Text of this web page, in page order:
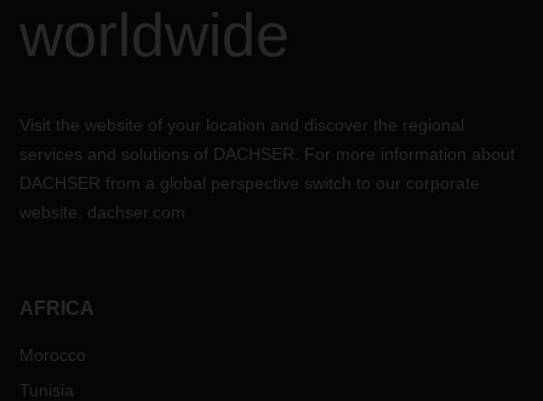
worldwide
Visit the website of your location and discover the regional
services and solutions of DACHSER. For more information about
DACHSER from a global perspective switch to our corporate
website: dachser.com
AFRICA
Morocco
Tunisia